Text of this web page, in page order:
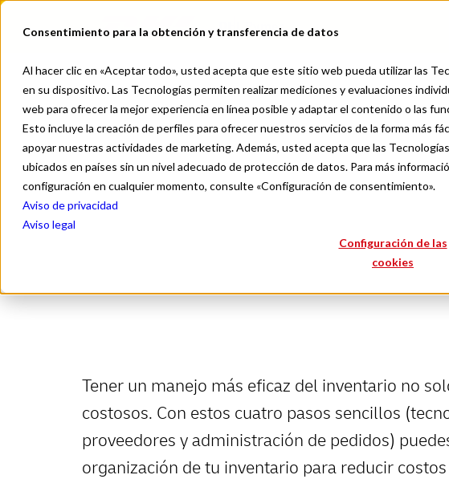
Consentimiento para la obtención y transferencia de datos
Al hacer clic en «Aceptar todo», usted acepta que este sitio web pueda utilizar las
en su dispositivo. Las Tecnologías permiten realizar mediciones y evaluaciones
web para ofrecer la mejor experiencia en línea posible y adaptar el contenido o las
Esto incluye la creación de perfiles para ofrecer nuestros servicios de la forma más
apoyar nuestras actividades de marketing. Además, usted acepta que las
ubicados en países sin un nivel adecuado de protección de datos. Para más
configuración en cualquier momento, consulte «Configuración de consentimiento».
Aviso de privacidad
Aviso legal
Configuración de las
cookies
DHL Pymes
Mejora tu
Tener un manejo más eficaz del inventario no
costosos. Con estos cuatro pasos sencillos
proveedores y administración de pedidos)
organización de tu inventario para reducir